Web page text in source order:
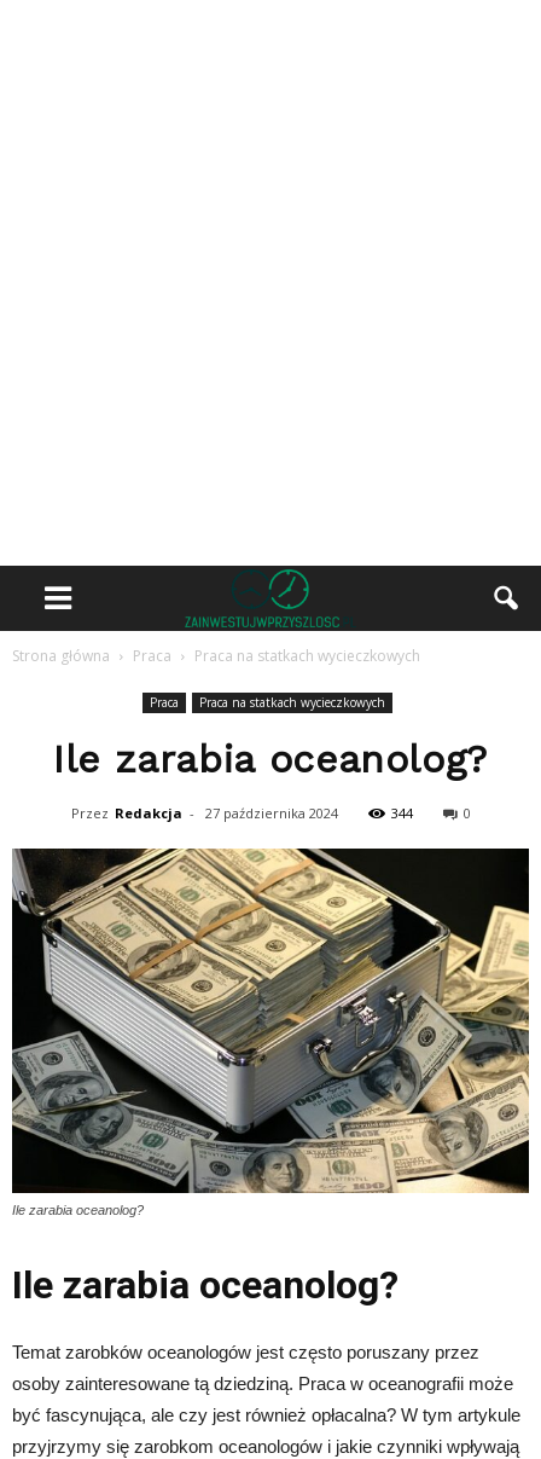
Strona główna Praca Praca na statkach wycieczkowych
Praca Praca na statkach wycieczkowych
Ile zarabia oceanolog?
Przez Redakcja - 27 października 2024 344 0
Ile zarabia oceanolog?
Ile zarabia oceanolog?
Temat zarobków oceanologów jest często poruszany przez
osoby zainteresowane tą dziedziną. Praca w oceanografii może
być fascynująca, ale czy jest również opłacalna? W tym artykule
przyjrzymy się zarobkom oceanologów i jakie czynniki wpływają